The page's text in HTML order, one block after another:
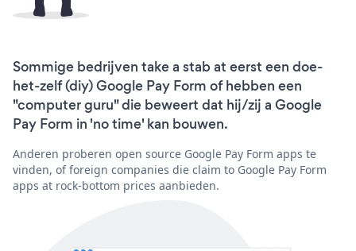
Sommige bedrijven take a stab at eerst een doe-
het-zelf (diy) Google Pay Form of hebben een
"computer guru" die beweert dat hij/zij a Google
Pay Form in 'no time' kan bouwen.
Anderen proberen open source Google Pay Form apps te
vinden, of foreign companies die claim to Google Pay Form
apps at rock-bottom prices aanbieden.